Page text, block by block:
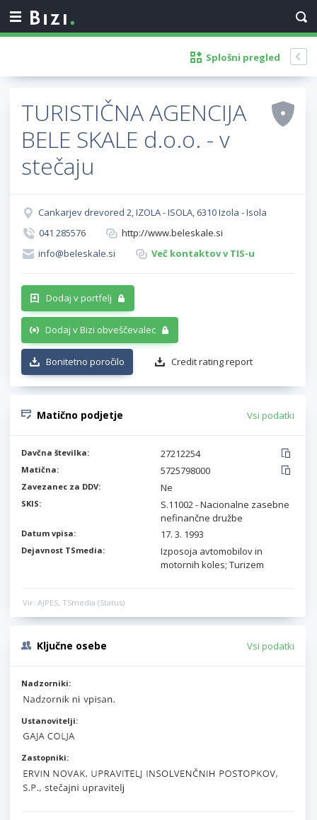
Splošni pregled
TURISTIČNA AGENCIJA
BELE SKALE d.o.o. - v
stečaju
Cankarjev drevored 2, IZOLA - ISOLA, 6310 Izola - Isola
041 285576
http://www.beleskale.si
info@beleskale.si
Več kontaktov v TIS-u
Dodaj v portfelj
Dodaj v Bizi obveščevalec
Bonitetno poročilo Credit rating report
Matično podjetje Vsi podatki
Davčna številka: 27212254
Matična: 5725798000
Zavezanec za DDV: Ne
SKIS:
S.11002 - Nacionalne zasebne
nefinančne družbe
Datum vpisa: 17. 3. 1993
Dejavnost TSmedia:
Izposoja avtomobilov in
motornih koles; Turizem
Vir: AJPES, TSmedia (Status)
Ključne osebe Vsi podatki
Nadzorniki:
Ustanovitelji:
Zastopniki: